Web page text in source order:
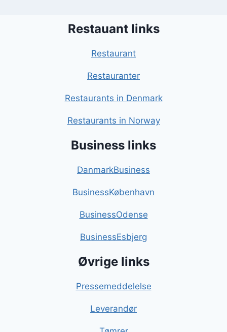
Restauant links
Restaurant
Restauranter
Restaurants in Denmark
Restaurants in Norway
Business links
DanmarkBusiness
BusinessKøbenhavn
BusinessOdense
BusinessEsbjerg
Øvrige links
Pressemeddelelse
Leverandør